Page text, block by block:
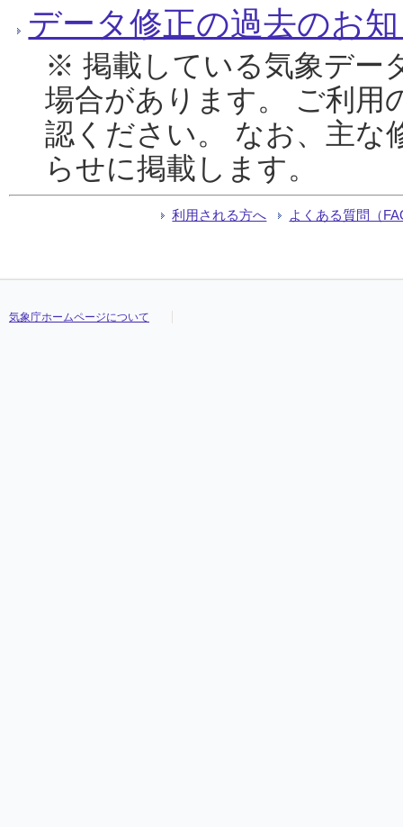
データ修正の過去のお
※ 掲載している気象デー
場合があります。 ご利用
認ください。 なお、主な
らせに掲載します。
利用される方へ よくある質問（
気象庁ホームページについて